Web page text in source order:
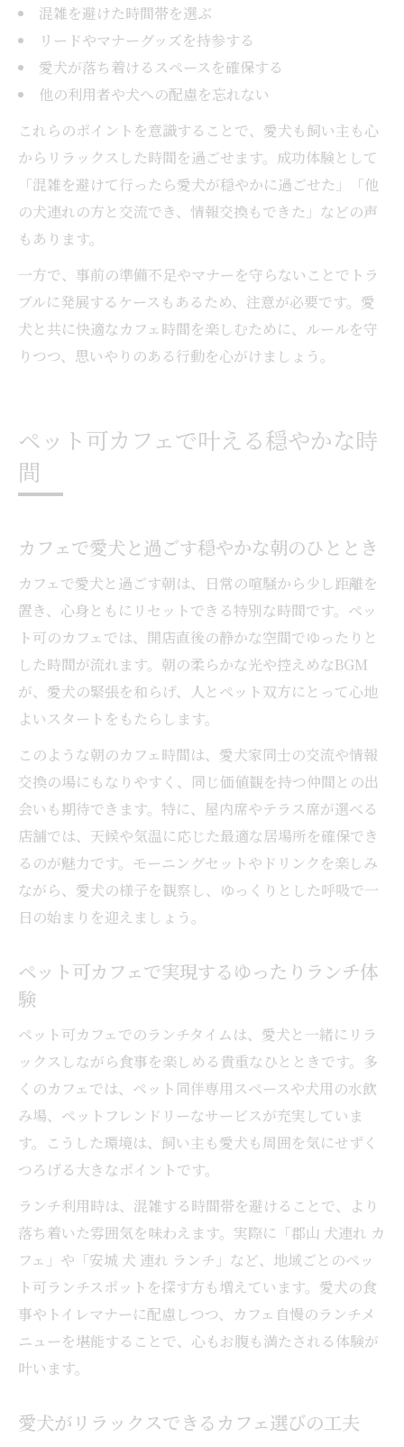
混雑を避けた時間帯を選ぶ
リードやマナーグッズを持参する
愛犬が落ち着けるスペースを確保する
他の利用者や犬への配慮を忘れない
これらのポイントを意識することで、愛犬も飼い主も心
からリラックスした時間を過ごせます。成功体験として
「混雑を避けて行ったら愛犬が穏やかに過ごせた」「他
の犬連れの方と交流でき、情報交換もできた」などの声
もあります。
一方で、事前の準備不足やマナーを守らないことでトラ
ブルに発展するケースもあるため、注意が必要です。愛
犬と共に快適なカフェ時間を楽しむために、ルールを守
りつつ、思いやりのある行動を心がけましょう。
ペット可カフェで叶える穏やかな時
間
カフェで愛犬と過ごす穏やかな朝のひととき
カフェで愛犬と過ごす朝は、日常の喧騒から少し距離を
置き、心身ともにリセットできる特別な時間です。ペッ
ト可のカフェでは、開店直後の静かな空間でゆったりと
した時間が流れます。朝の柔らかな光や控えめなBGM
が、愛犬の緊張を和らげ、人とペット双方にとって心地
よいスタートをもたらします。
このような朝のカフェ時間は、愛犬家同士の交流や情報
交換の場にもなりやすく、同じ価値観を持つ仲間との出
会いも期待できます。特に、屋内席やテラス席が選べる
店舗では、天候や気温に応じた最適な居場所を確保でき
るのが魅力です。モーニングセットやドリンクを楽しみ
ながら、愛犬の様子を観察し、ゆっくりとした呼吸で一
日の始まりを迎えましょう。
ペット可カフェで実現するゆったりランチ体
験
ペット可カフェでのランチタイムは、愛犬と一緒にリラ
ックスしながら食事を楽しめる貴重なひとときです。多
くのカフェでは、ペット同伴専用スペースや犬用の水飲
み場、ペットフレンドリーなサービスが充実していま
す。こうした環境は、飼い主も愛犬も周囲を気にせずく
つろげる大きなポイントです。
ランチ利用時は、混雑する時間帯を避けることで、より
落ち着いた雰囲気を味わえます。実際に「郡山 犬連れ カ
フェ」や「安城 犬 連れ ランチ」など、地域ごとのペッ
ト可ランチスポットを探す方も増えています。愛犬の食
事やトイレマナーに配慮しつつ、カフェ自慢のランチメ
ニューを堪能することで、心もお腹も満たされる体験が
叶います。
愛犬がリラックスできるカフェ選びの工夫